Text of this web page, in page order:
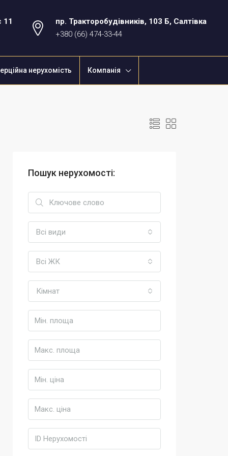
11
пр. Тракторобудівників, 103 Б, Салтівка
+380 (66) 474-33-44
нерухомість Компанія
Пошук нерухомості:
Всі види
Всі ЖК
Кімнат